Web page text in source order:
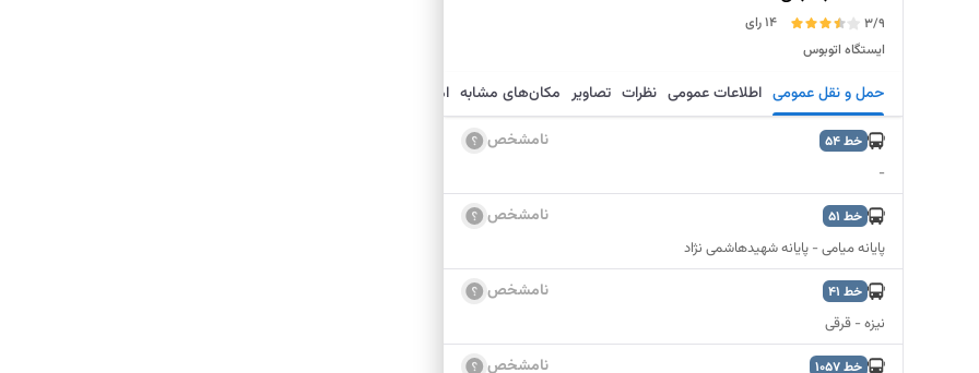
3/9
14 رای
ایستگاه اتوبوس
حمل و نقل عمومی اطلاعات عمومی نظرات تصاویر مکان‌های مشابه امکانات نزدیک
خط54 نامشخص
-
خط 51 نامشخص
پایانه میامی - پایانه شهیدهاشمی نژاد
خط 41 نامشخص
نیزه - قرقی
خط1057 نامشخص